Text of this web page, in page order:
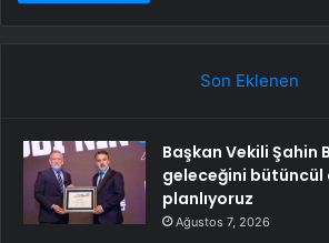
Son Eklenen
Başkan Vekili Şahin
geleceğini bütüncül
planlıyoruz
Ağustos 7, 2026